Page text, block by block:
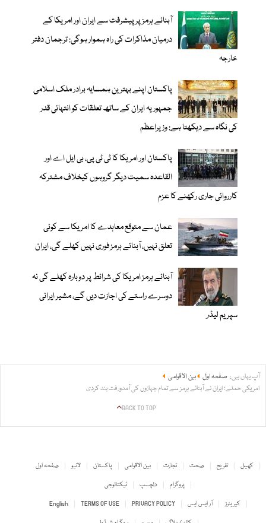
آبنائے ہرمز پر پیشرفت سے ایران اور امریکا کے
درمیان مذاکرات کی راہ ہموار ہوگی: ترجمان دفتر
خارجہ
پاکستان اپنے بہترین ہمسایہ برادر ملک اسلامی
جمہوریہ ایران کے ساتھ تعلقات کو انتہائی قدر
کی نگاہ سے دیکھتا ہے: وزیراعظم
پاکستان اور امریکا کا ٹی ٹی پی، بی ایل اے اور
القاعدہ سمیت دیگر گروہوں کیخلاف مشترکہ
کارروائی جاری رکھنے کا عزم
عمان سے متوقع معاہدے کا امریکا سے کوئی
تعلق نہیں، آبنائے ہرمز فوری نہیں کھلے گی، ایران
آبنائے ہرمز امریکا کی شرائط پر دوبارہ کھلے گی نہ
دوسرے راستے کی اجازت دیں گے، مشیر ایرانی
سپریم لیڈر
آپ یہاں ہیں: صفحہ اول
بین الاقوامی
امریکی حملے؛ ایران نے آبنائے ہرمز سے تمام جہازوں کی آمدورفت بند کردی
BACK TO TOP
صفحہ اول لائیو پاکستان بین الاقوامی تجارت صحت تفریح
کھیل
ٹیکنالوجی
دلچسپ
پروگرام
English
TERMS OF USE PRIVACY POLICY آر ایس ایس
کیریئرز